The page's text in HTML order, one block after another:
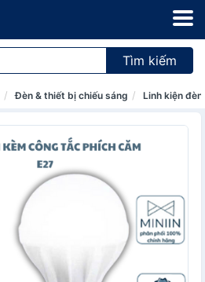
Tìm kiếm
Đèn & thiết bị chiếu sáng Linh kiện đèn